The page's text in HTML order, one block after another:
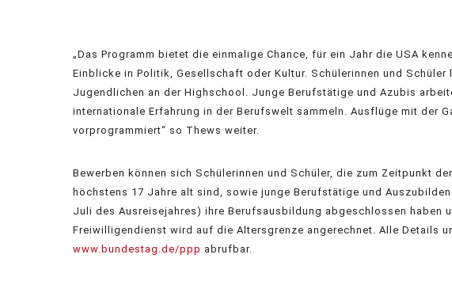
„Das Programm bietet die einmalige Chance, für ein Jahr die USA
Einblicke in Politik, Gesellschaft oder Kultur. Schülerinnen und Schüler
Jugendlichen an der Highschool. Junge Berufstätige und Azubis
internationale Erfahrung in der Berufswelt sammeln. Ausflüge mit der
vorprogrammiert“ so Thews weiter.
Bewerben können sich Schülerinnen und Schüler, die zum Zeitpunkt
höchstens 17 Jahre alt sind, sowie junge Berufstätige und
Juli des Ausreisejahres) ihre Berufsausbildung abgeschlossen haben
Freiwilligendienst wird auf die Altersgrenze angerechnet. Alle Details
www.bundestag.de/ppp abrufbar.